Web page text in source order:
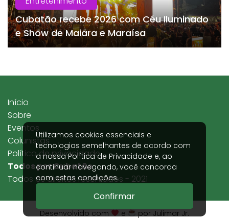
Cubatão recebe 2026 com Céu Iluminado
e Show de Maiara e Maraísa
Utilizamos cookies essenciais e
tecnologias semelhantes de acordo com
a nossaPolítica de Privacidade e, ao
continuar navegando, você concorda
com estas condições.
Confirmar
Todos por Cubatão
Todos os direitos reservados - 2021
Início
Sobre
Eventos
Colunistas
Política de privacidade
Desenvolvido com e por Julimar Jr.